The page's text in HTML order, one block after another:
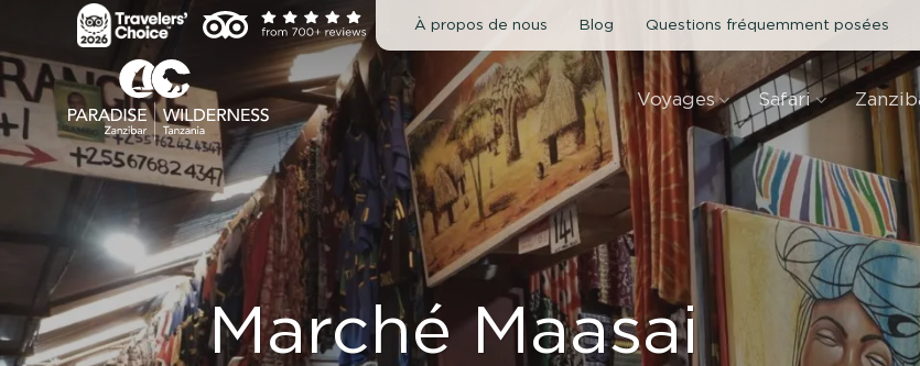
contenu
À propos de nous Blog Questions fréquemment posées
Voyages Safari
Marché Maasai